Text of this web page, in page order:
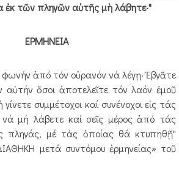
ἐκ τῶν πληγῶν αὐτῆς μὴ λάβητε·"
ΕΡΜΗΝΕΙΑ
φωνήν ἀπό τόν οὐρανόν νά λέγῃ· Ἐβγᾶτε
ὅσοι ἀποτελεῖτε τόν λαόν ἐμοῦ
συμμέτοχοι καί συνένοχοι εἰς τάς
μή λάβετε καί σεῖς μέρος ἀπό τάς
πληγάς, μέ τάς ὀποίας θά κτυπηθῇ"
μετά συντόμου ἑρμηνείας» τοῦ